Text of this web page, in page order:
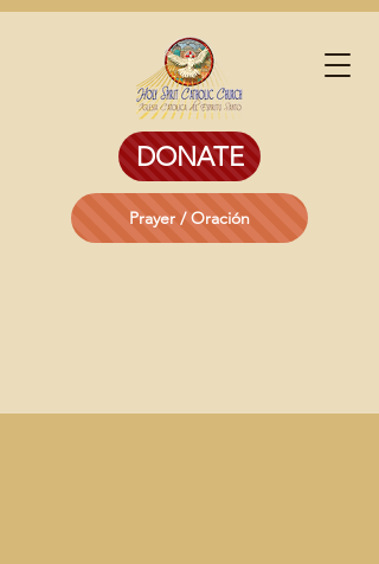
DONATE
Prayer / Oración